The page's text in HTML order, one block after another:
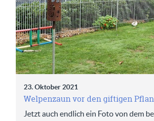
23. Oktober 2021
Welpenzaun vor den giftigen
Jetzt auch endlich ein Foto von dem